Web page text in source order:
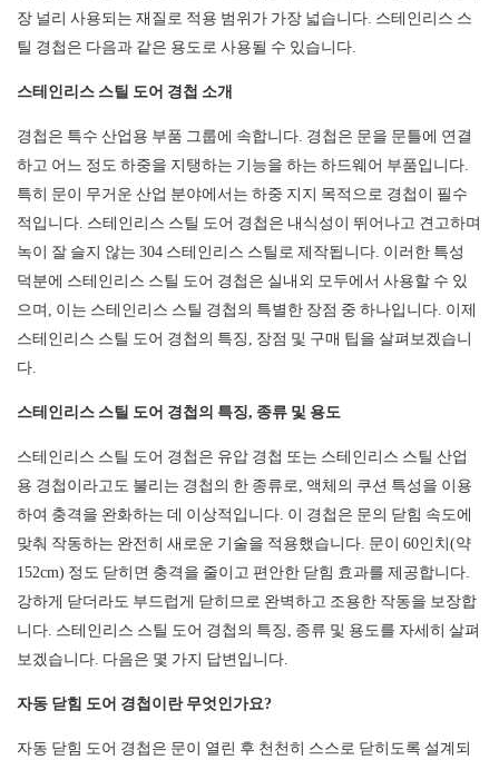
장 널리 사용되는 재질로 적용 범위가 가장 넓습니다. 스테인리스 스
틸 경첩은 다음과 같은 용도로 사용될 수 있습니다.
스테인리스 스틸 도어 경첩 소개
경첩은 특수 산업용 부품 그룹에 속합니다. 경첩은 문을 문틀에 연결
하고 어느 정도 하중을 지탱하는 기능을 하는 하드웨어 부품입니다.
특히 문이 무거운 산업 분야에서는 하중 지지 목적으로 경첩이 필수
적입니다. 스테인리스 스틸 도어 경첩은 내식성이 뛰어나고 견고하며
녹이 잘 슬지 않는 304 스테인리스 스틸로 제작됩니다. 이러한 특성
덕분에 스테인리스 스틸 도어 경첩은 실내외 모두에서 사용할 수 있
으며, 이는 스테인리스 스틸 경첩의 특별한 장점 중 하나입니다. 이제
스테인리스 스틸 도어 경첩의 특징, 장점 및 구매 팁을 살펴보겠습니
다.
스테인리스 스틸 도어 경첩의 특징, 종류 및 용도
스테인리스 스틸 도어 경첩은 유압 경첩 또는 스테인리스 스틸 산업
용 경첩이라고도 불리는 경첩의 한 종류로, 액체의 쿠션 특성을 이용
하여 충격을 완화하는 데 이상적입니다. 이 경첩은 문의 닫힘 속도에
맞춰 작동하는 완전히 새로운 기술을 적용했습니다. 문이 60인치(약
152cm) 정도 닫히면 충격을 줄이고 편안한 닫힘 효과를 제공합니다.
강하게 닫더라도 부드럽게 닫히므로 완벽하고 조용한 작동을 보장합
니다. 스테인리스 스틸 도어 경첩의 특징, 종류 및 용도를 자세히 살펴
보겠습니다. 다음은 몇 가지 답변입니다.
자동 닫힘 도어 경첩이란 무엇인가요?
자동 닫힘 도어 경첩은 문이 열린 후 천천히 스스로 닫히도록 설계되